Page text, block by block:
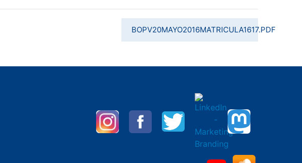
BOPV20MAYO2016MATRICULA1617.PDF